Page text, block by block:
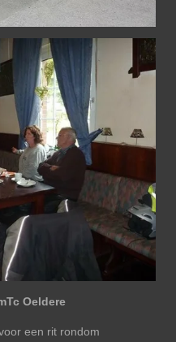
Oeldere
een rit rondom